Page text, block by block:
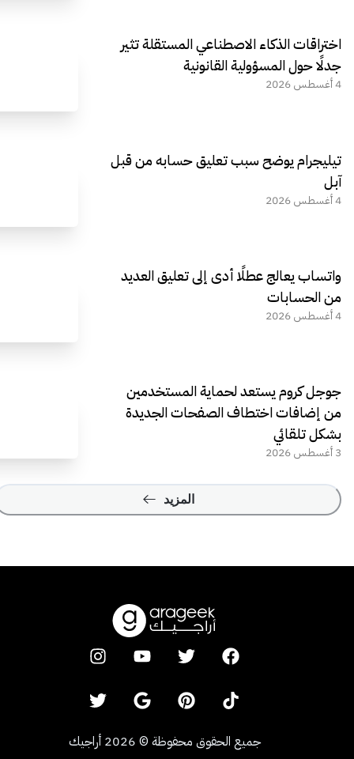
اختراقات الذكاء الاصطناعي المستقلة تثير
جدلًا حول المسؤولية القانونية
4 أغسطس 2026
تيليجرام يوضح سبب تعليق حسابه من قبل
آبل
4 أغسطس 2026
واتساب يعالج عطلًا أدى إلى تعليق العديد
من الحسابات
4 أغسطس 2026
جوجل كروم يستعد لحماية المستخدمين
من إضافات اختطاف الصفحات الجديدة
بشكل تلقائي
3 أغسطس 2026
المزيد
جميع الحقوق محفوظة ©
2026 أراجيك